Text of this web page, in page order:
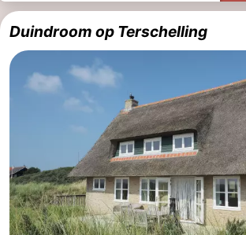
Duindroom op Terschelling